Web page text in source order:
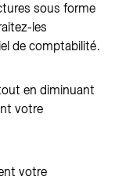
sous forme
les
de comptabilité.
en diminuant
votre
votre